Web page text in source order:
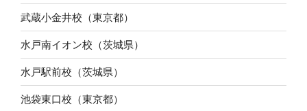
武蔵小金井校（東京都）
水戸南イオン校（茨城県）
水戸駅前校（茨城県）
池袋東口校（東京都）